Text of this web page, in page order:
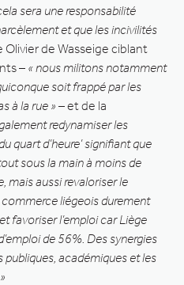
sera une responsabilité
et que les incivilités
Olivier de Wasseige ciblant
– « nous militons notamment
soit frappé par les
à la rue » – et de la
redynamiser les
quart d’heure’ signifiant que
sous la main à moins de
mais aussi revaloriser le
liégeois durement
favoriser l’emploi car Liège
de 56%. Des synergies
académiques et les